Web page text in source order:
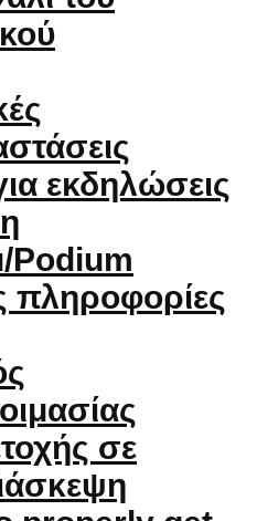
εκδηλώσεις
Podium
πληροφορίες
σε